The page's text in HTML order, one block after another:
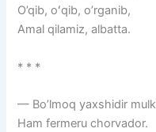
O’qib, oʻqib, o’rganib,
Amal qilamiz, albatta.
* * *
— Bo’lmoq yaxshidir
Ham fermeru chorvador.